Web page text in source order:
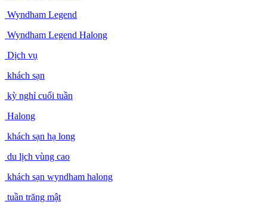
Wyndham Legend
Wyndham Legend Halong
Dịch vụ
khách sạn
kỳ nghỉ cuối tuần
Halong
khách sạn hạ long
du lịch vùng cao
khách sạn wyndham halong
tuần trăng mật